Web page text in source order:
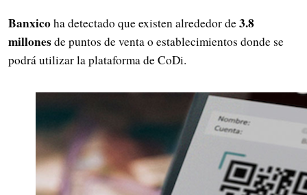
Banxicoha detectado que existen alrededor de3.8
millonesde puntos de venta o establecimientos donde se
podrá utilizar la plataforma de CoDi.